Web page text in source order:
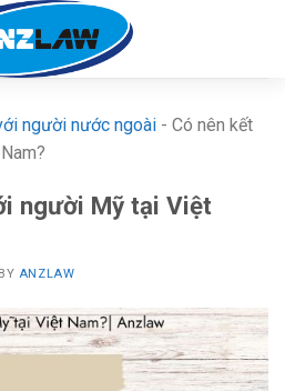
người nước ngoài - Có nên kết
người Mỹ tại Việt
BY ANZLAW